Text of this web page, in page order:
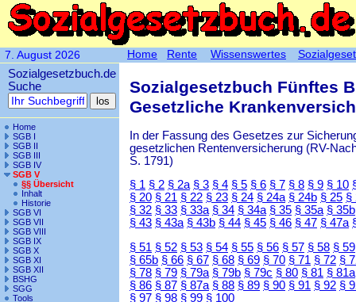
7. August 2026
Sozialgesetzbuch.de
Suche
Home
SGB I
SGB II
SGB III
SGB IV
SGB V
§§ Übersicht
Inhalt
Historie
SGB VI
SGB VII
SGB VIII
SGB IX
SGB X
SGB XI
SGB XII
BSHG
SGG
Tools
Sozialgesetzbuch Fünftes
Gesetzliche
In der Fassung des Gesetzes zur
gesetzlichen Rentenversicherung (RV-
S. 1791)
§ 1 § 2 § 2a § 3 § 4 § 5 § 6 § 7 § 8 § 9 § 10
§ 20 § 21 § 22 § 23 § 24 § 24a § 24b § 25 §
§ 32 § 33 § 33a § 34 § 34a § 35 § 35a § 35b
§ 43 § 43a § 43b § 44 § 45 § 46 § 47 § 47a
§ 51 § 52 § 53 § 54 § 55 § 56 § 57 § 58 § 59
§ 65b § 66 § 67 § 68 § 69 § 70 § 71 § 72 §
§ 78 § 79 § 79a § 79b § 79c § 80 § 81 § 81a
§ 86 § 87 § 87a § 88 § 89 § 90 § 91 § 92 §
§ 97 § 98 § 99 § 100
Home Rente Wissenswertes